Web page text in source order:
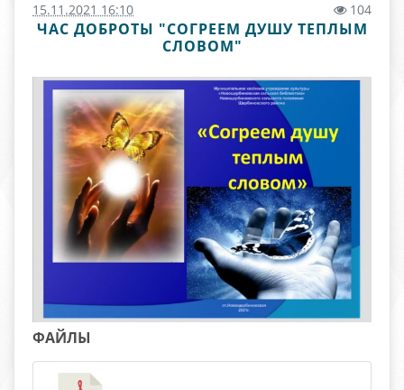
15.11.2021 16:10 104
ЧАС ДОБРОТЫ "СОГРЕЕМ ДУШУ ТЕПЛЫМ
СЛОВОМ"
ФАЙЛЫ